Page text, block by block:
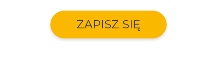
ZAPISZ SIĘ